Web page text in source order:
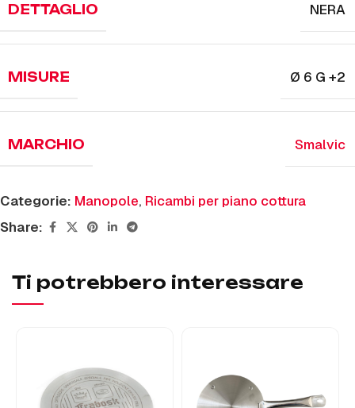
DETTAGLIO NERA
MISURE Ø 6 G +2
MARCHIO Smalvic
Categorie: Manopole, Ricambi per piano cottura
Share:
Ti potrebbero interessare